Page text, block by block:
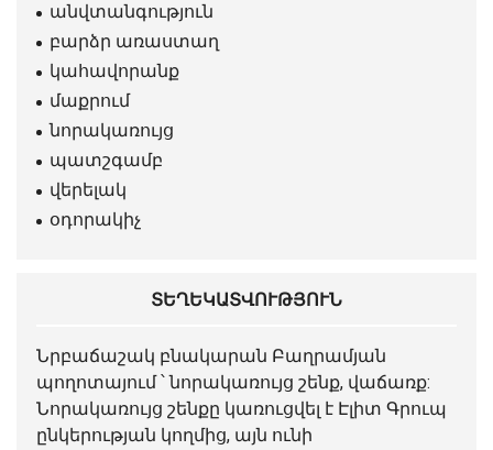
անվտանգություն
բարձր առաստաղ
կահավորանք
մաքրում
նորակառույց
պատշգամբ
վերելակ
օդորակիչ
ՏԵՂԵԿԱՏՎՈՒԹՅՈՒՆ
Նրբաճաշակ բնակարան Բաղրամյան
պողոտայում ՝ նորակառույց շենք, վաճառք:
Նորակառույց շենքը կառուցվել է Էլիտ Գրուպ
ընկերության կողմից, այն ունի